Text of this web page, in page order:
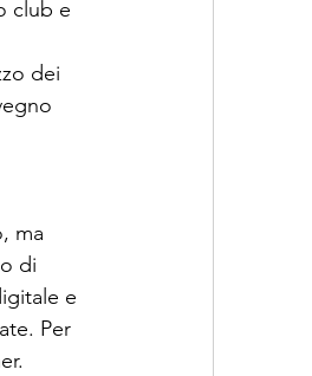
club e
dei
ma
di
e
Per